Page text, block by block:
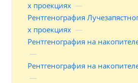
х проекциях —
Рентгенография
х проекциях —
Рентгенография на
—
Рентгенография на
—